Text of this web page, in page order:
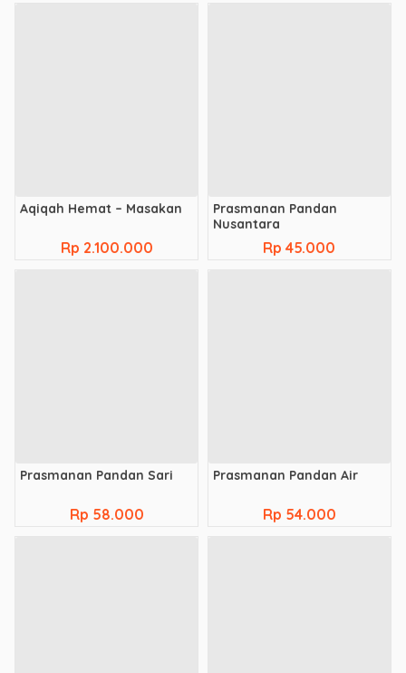
Aqiqah Hemat – Masakan
Rp 2.100.000
Prasmanan Pandan
Nusantara
Rp 45.000
Prasmanan Pandan Sari
Rp 58.000
Prasmanan Pandan Air
Rp 54.000